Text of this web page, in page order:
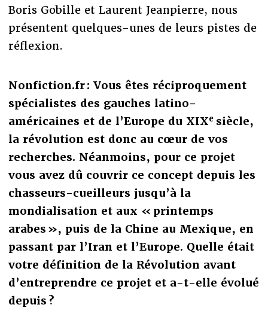
Boris Gobille et Laurent Jeanpierre, nous
présentent quelques-unes de leurs pistes de
réflexion.
Nonfiction.fr : Vous êtes réciproquement
spécialistes des gauches latino-
américaines et de l’Europe du XIXe siècle,
la révolution est donc au cœur de vos
recherches. Néanmoins, pour ce projet
vous avez dû couvrir ce concept depuis les
chasseurs-cueilleurs jusqu’à la
mondialisation et aux « printemps
arabes », puis de la Chine au Mexique, en
passant par l’Iran et l’Europe. Quelle était
votre définition de la Révolution avant
d’entreprendre ce projet et a-t-elle évolué
depuis ?